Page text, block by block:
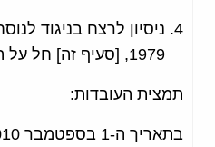
1979, [סעיף זה] חל על הנאשמים.
תמצית העובדות: